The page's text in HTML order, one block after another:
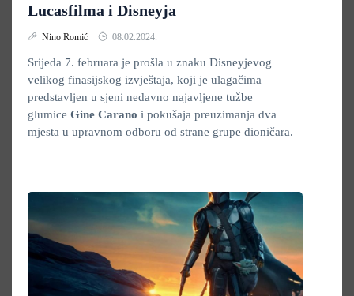
Lucasfilma i Disneyja
Nino Romić 08.02.2024.
Srijeda 7. februara je prošla u znaku Disneyjevog
velikog finasijskog izvještaja, koji je ulagačima
predstavljen u sjeni nedavno najavljene tužbe
glumice Gine Carano i pokušaja preuzimanja dva
mjesta u upravnom odboru od strane grupe dioničara.